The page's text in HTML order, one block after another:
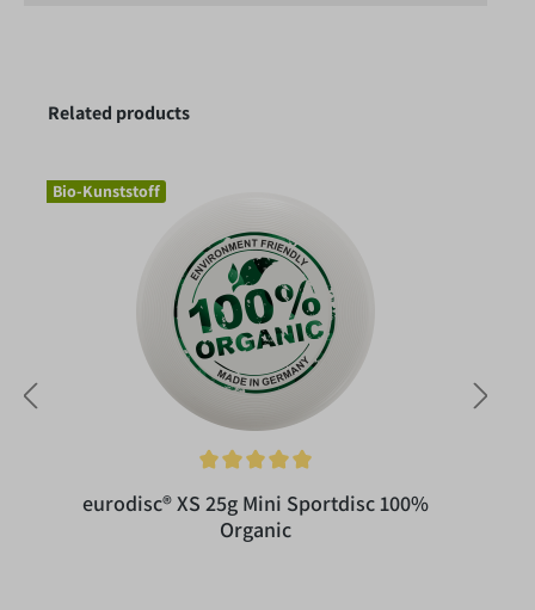
Related products
Bio-Kunststoff
eurodisc® XS 25g Mini Sportdisc 100%
Organic